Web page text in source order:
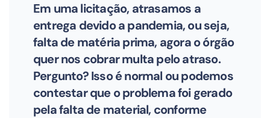
Em uma licitação, atrasamos a
entrega devido a pandemia, ou seja,
falta de matéria prima, agora o órgão
quer nos cobrar multa pelo atraso.
Pergunto? Isso é normal ou podemos
contestar que o problema foi gerado
pela falta de material, conforme